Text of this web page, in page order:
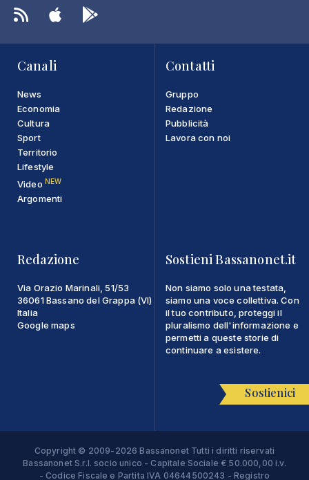
Canali
News
Economia
Cultura
Sport
Territorio
Lifestyle
Video NEW
Argomenti
Contatti
Gruppo
Redazione
Pubblicità
Lavora con noi
Redazione
Via Orazio Marinali, 51/53
36061 Bassano del Grappa (VI)
Italia
Google maps
Sostieni Bassanonet.it
Non siamo solo una testata,
siamo una voce collettiva. Con
il tuo contributo, proteggi il
pluralismo dell'informazione e
permetti a queste storie di
continuare a esistere.
Sostienici
Copyright © 2009-2026 Bassanonet Tutti i diritti riservati
Bassanonet S.r.l. socio unico - Capitale Sociale € 50.000,00 i.v.
- Codice Fiscale e Partita IVA 04644500243 - Registro